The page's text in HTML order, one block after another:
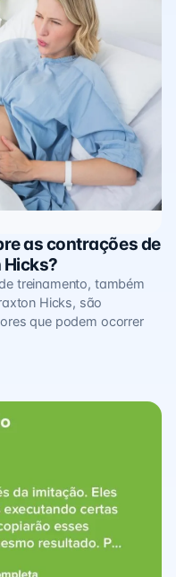
as contrações de
treinamento, também
Hicks, são
que podem ocorrer